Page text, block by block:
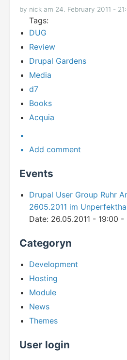
by nick am 24. February 2011 -
Tags:
DUG
Review
Drupal Gardens
Media
d7
Books
Acquia
Add comment
Events
Drupal User Group Ruhr
2605.2011 im
Date: 26.05.2011 - 19:00 -
Categoryn
Development
Hosting
Module
News
Themes
User login